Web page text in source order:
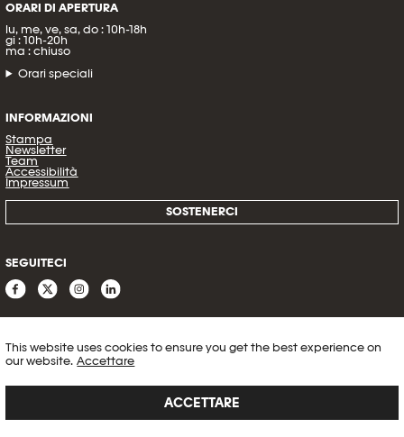
This website uses cookies to ensure you get the best experience on
our website. Accettare
ACCETTARE
ORARI DI APERTURA
lu, me, ve, sa, do : 10h-18h
gi : 10h-20h
ma : chiuso
Orari speciali
INFORMAZIONI
Stampa
Newsletter
Team
Accessibilità
Impressum
SOSTENERCI
SEGUITECI